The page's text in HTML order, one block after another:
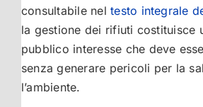
consultabile neltesto integrale
la gestione dei rifiuti costituisce
pubblico interesse che deve
senza generare pericoli per la
l’ambiente.